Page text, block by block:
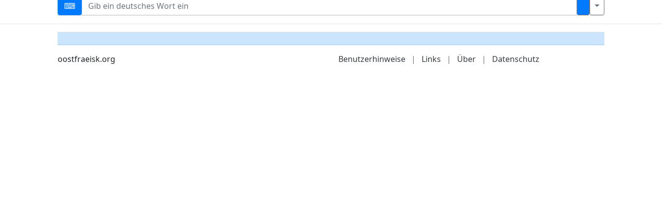
oostfraeisk.org Benutzerhinweise | Links | Über | Datenschutz